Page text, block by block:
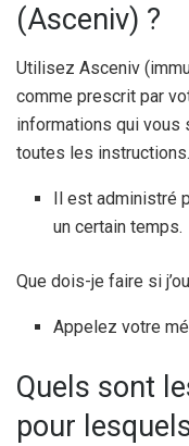
(Asceniv) ?
Utilisez Asceniv
comme prescrit par
informations qui vous
toutes les instructions.
Il est administré
un certain temps.
Que dois-je faire si
Appelez votre
Quels sont
pour